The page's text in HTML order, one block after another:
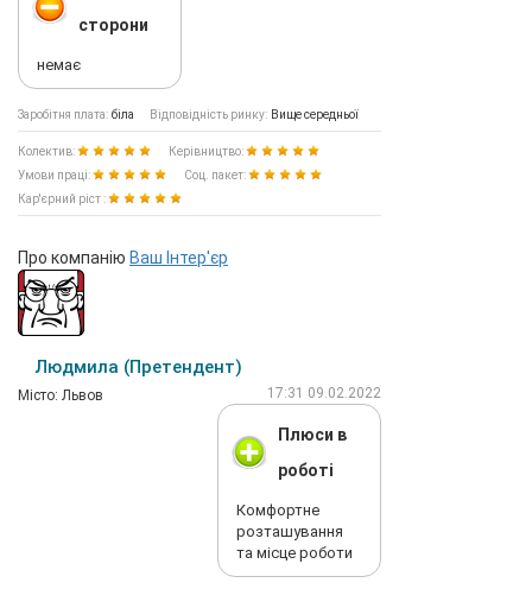
сторони
немає
Заробітня плата: біла Відповідність ринку: Вище середньої
Колектив:
Керівництво:
Умови праці:
Соц. пакет:
Кар'єрний ріст :
Про компанію Ваш Інтер'єр
Людмила (Претендент)
Мiсто: Львов 17:31 09.02.2022
Плюси в
роботі
Комфортне
розташування
та місце роботи